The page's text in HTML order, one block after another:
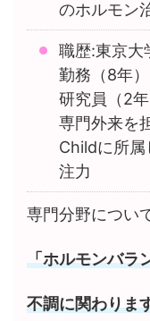
のホルモン
職歴:東京大
勤務（8年
研究員（2
専門外来を
Childに所属
注力
専門分野につい
「ホルモンバラ
不調に関わりま